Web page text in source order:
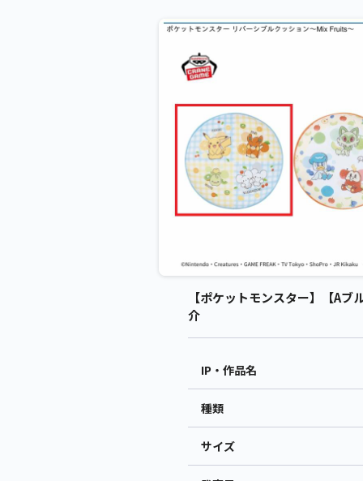
【ポケットモンスター】【A
介
IP・作品名
種類
サイズ